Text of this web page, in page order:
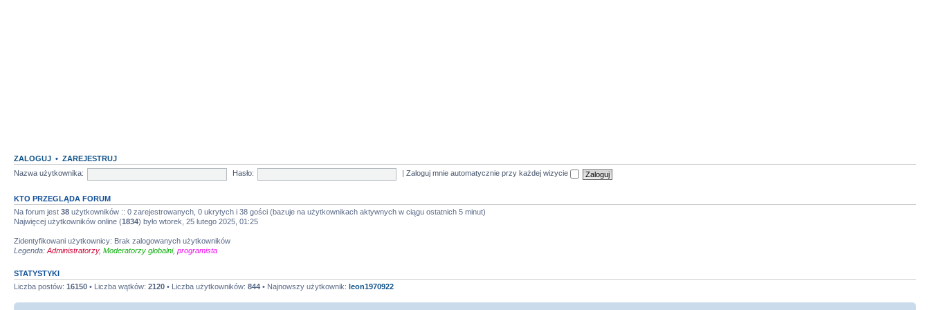
ZALOGUJ • ZAREJESTRUJ
Nazwa użytkownika:
Hasło: |Zaloguj mnie automatycznie przy każdej wizycie
KTO PRZEGLĄDA FORUM
Na forum jest 38 użytkowników :: 0 zarejestrowanych, 0 ukrytych i 38 gości (bazuje na użytkownikach aktywnych w ciągu ostatnich 5 minut)
Najwięcej użytkowników online (1834) było wtorek, 25 lutego 2025, 01:25
Zidentyfikowani użytkownicy: Brak zalogowanych użytkowników
Legenda: Administratorzy, Moderatorzy globalni, programista
STATYSTYKI
Liczba postów: 16150 • Liczba wątków: 2120 • Liczba użytkowników: 844 • Najnowszy użytkownik: leon1970922